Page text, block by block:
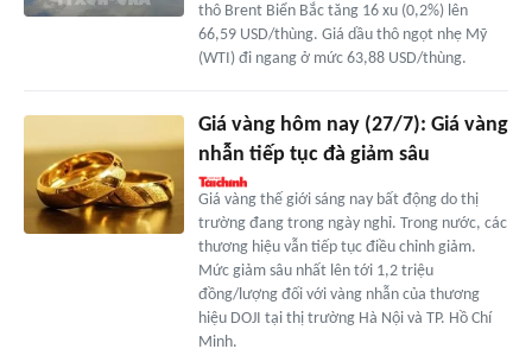
thô Brent Biển Bắc tăng 16 xu (0,2%) lên
66,59 USD/thùng. Giá dầu thô ngọt nhẹ Mỹ
(WTI) đi ngang ở mức 63,88 USD/thùng.
Giá vàng hôm nay (27/7): Giá vàng
nhẫn tiếp tục đà giảm sâu
Giá vàng thế giới sáng nay bất động do thị
trường đang trong ngày nghỉ. Trong nước, các
thương hiệu vẫn tiếp tục điều chỉnh giảm.
Mức giảm sâu nhất lên tới 1,2 triệu
đồng/lượng đối với vàng nhẫn của thương
hiệu DOJI tại thị trường Hà Nội và TP. Hồ Chí
Minh.